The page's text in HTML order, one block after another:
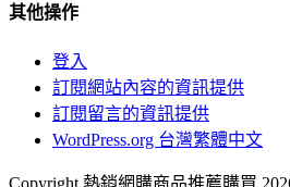
其他操作
登入
訂閱網站內容的資訊提供
訂閱留言的資訊提供
WordPress.org 台灣繁體中文